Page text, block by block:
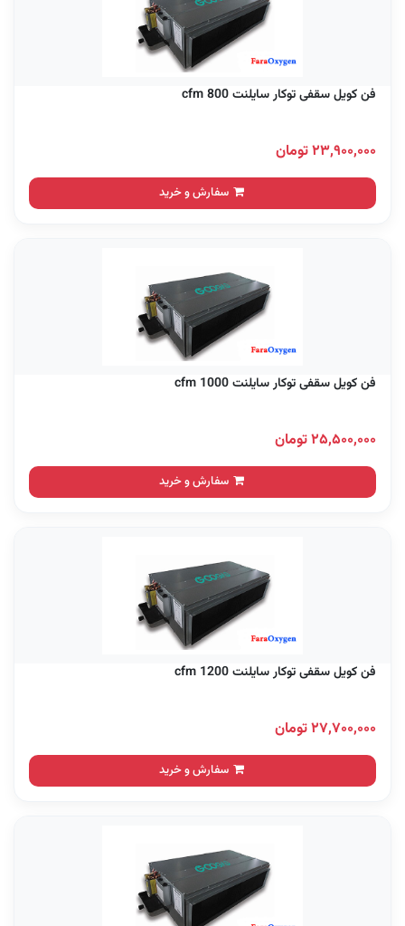
فن کویل سقفی توکار سایلنت 800 cfm
۲۳,۹۰۰,۰۰۰ تومان
سفارش و خرید
فن کویل سقفی توکار سایلنت 1000 cfm
۲۵,۵۰۰,۰۰۰ تومان
سفارش و خرید
فن کویل سقفی توکار سایلنت 1200 cfm
۲۷,۷۰۰,۰۰۰ تومان
سفارش و خرید